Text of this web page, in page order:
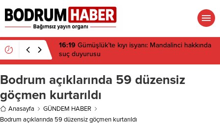
16:19 Gümüşlük’te kıyı isyanı: Mandalinci hakkında
suç duyurusu
Bodrum açıklarında 59 düzensiz
göçmen kurtarıldı
Anasayfa
GÜNDEM HABER
Bodrum açıklarında 59 düzensiz göçmen kurtarıldı